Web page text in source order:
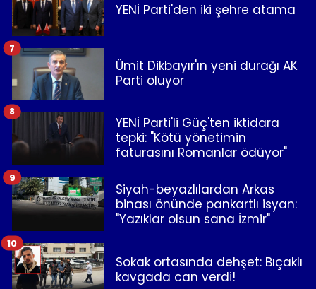
YENİ Parti'den iki şehre atama
Ümit Dikbayır'ın yeni durağı AK
Parti oluyor
7
YENİ Parti'li Güç'ten iktidara
tepki: "Kötü yönetimin
faturasını Romanlar ödüyor"
8
Siyah-beyazlılardan Arkas
binası önünde pankartlı isyan:
"Yazıklar olsun sana İzmir"
9
Sokak ortasında dehşet: Bıçaklı
kavgada can verdi!
10